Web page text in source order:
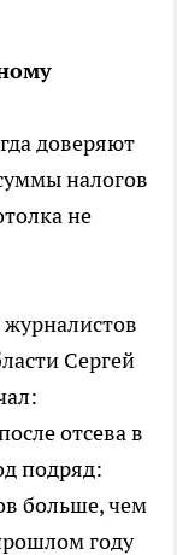
доверяют
налогов
не
Сергей
отсева в
подряд:
больше, чем
году